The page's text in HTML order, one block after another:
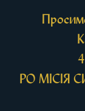
РО МIСIЯ